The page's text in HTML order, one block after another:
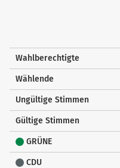
Wahlberechtigte
Wählende
Ungültige Stimmen
Gültige Stimmen
GRÜNE
CDU